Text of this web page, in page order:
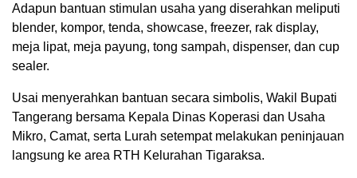
​Adapun bantuan stimulan usaha yang diserahkan meliputi
blender, kompor, tenda, showcase, freezer, rak display,
meja lipat, meja payung, tong sampah, dispenser, dan cup
sealer.
​Usai menyerahkan bantuan secara simbolis, Wakil Bupati
Tangerang bersama Kepala Dinas Koperasi dan Usaha
Mikro, Camat, serta Lurah setempat melakukan peninjauan
langsung ke area RTH Kelurahan Tigaraksa.